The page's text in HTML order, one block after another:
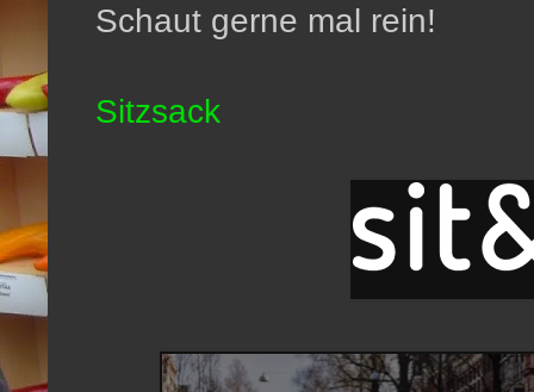
Schaut gerne mal rein!
Sitzsack